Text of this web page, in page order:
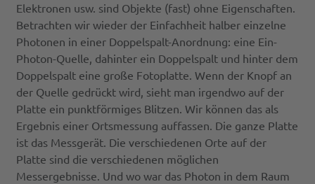
Elektronen usw. sind Objekte (fast) ohne Eigenschaften.
Betrachten wir wieder der Einfachheit halber einzelne
Photonen in einer Doppelspalt-Anordnung: eine Ein-
Photon-Quelle, dahinter ein Doppelspalt und hinter dem
Doppelspalt eine große Fotoplatte. Wenn der Knopf an
der Quelle gedrückt wird, sieht man irgendwo auf der
Platte ein punktförmiges Blitzen. Wir können das als
Ergebnis einer Ortsmessung auffassen. Die ganze Platte
ist das Messgerät. Die verschiedenen Orte auf der
Platte sind die verschiedenen möglichen
Messergebnisse. Und wo war das Photon in dem Raum